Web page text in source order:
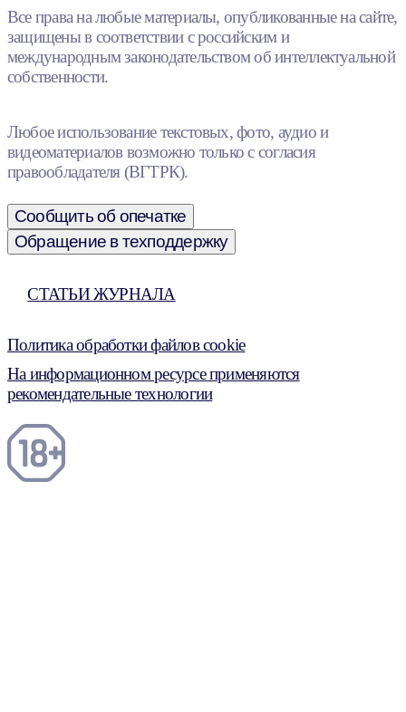
Все права на любые материалы, опубликованные на сайте,
защищены в соответствии с российским и
международным законодательством об интеллектуальной
собственности.
Любое использование текстовых, фото, аудио и
видеоматериалов возможно только с согласия
правообладателя (ВГТРК).
Сообщить об опечатке
Обращение в техподдержку
СТАТЬИ ЖУРНАЛА
Политика обработки файлов cookie
На информационном ресурсе применяются
рекомендательные технологии